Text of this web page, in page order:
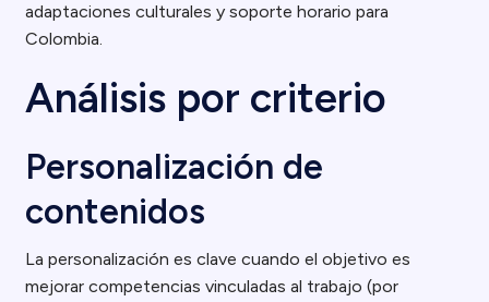
adaptaciones culturales y soporte horario para
Colombia.
Análisis por criterio
Personalización de
contenidos
La personalización es clave cuando el objetivo es
mejorar competencias vinculadas al trabajo (por